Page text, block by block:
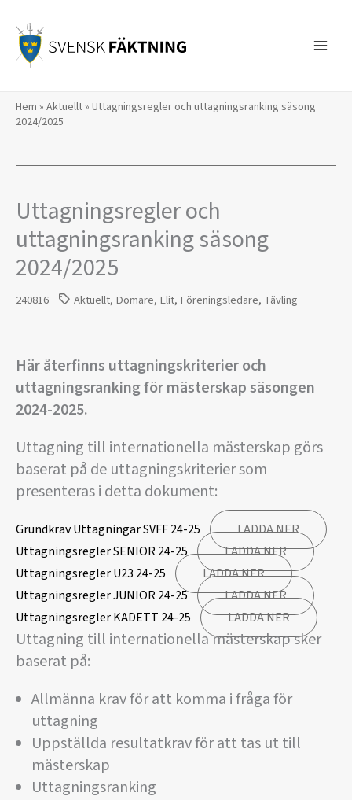
innehåll
Hem » Aktuellt» Uttagningsregler och uttagningsranking säsong
2024/2025
Uttagningsregler och
uttagningsranking säsong
2024/2025
240816 Aktuellt, Domare, Elit, Föreningsledare, Tävling
Här återfinns uttagningskriterier och
uttagningsranking för mästerskap säsongen
2024-2025.
Uttagning till internationella mästerskap görs
baserat på de uttagningskriterier som
presenteras i detta dokument:
Grundkrav Uttagningar SVFF 24-25
LADDA NER
Uttagningsregler SENIOR 24-25
LADDA NER
Uttagningsregler U23 24-25
LADDA NER
Uttagningsregler JUNIOR 24-25
LADDA NER
Uttagningsregler KADETT 24-25
LADDA NER
Uttagning till internationella mästerskap sker
baserat på:
Allmänna krav för att komma i fråga för
uttagning
Uppställda resultatkrav för att tas ut till
mästerskap
Uttagningsranking